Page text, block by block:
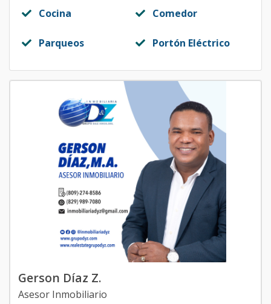
Cocina Comedor
Parqueos Portón Eléctrico
Gerson Díaz Z.
Asesor Inmobiliario